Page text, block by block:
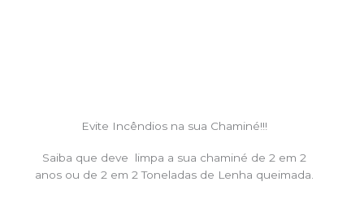
Evite Incêndios na sua Chaminé!!!
Saiba que deve limpa a sua chaminé de 2 em 2
anos ou de 2 em 2 Toneladas de Lenha queimada.